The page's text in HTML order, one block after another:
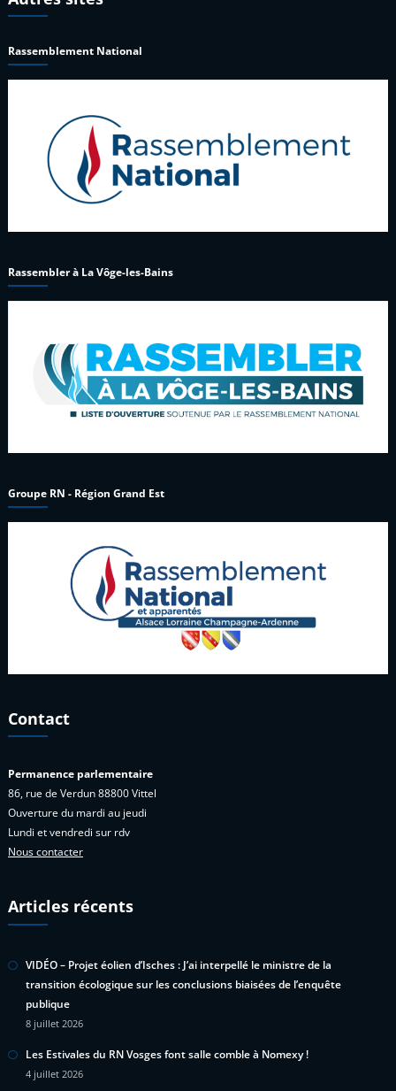
Rassemblement National
Rassembler à La Vôge-les-Bains
Groupe RN - Région Grand Est
Contact
Permanence parlementaire
86, rue de Verdun 88800 Vittel
Ouverture du mardi au jeudi
Lundi et vendredi sur rdv
Nous contacter
Articles récents
VIDÉO – Projet éolien d’Isches : J’ai interpellé le ministre de la
transition écologique sur les conclusions biaisées de l’enquête
publique
8 juillet 2026
Les Estivales du RN Vosges font salle comble à Nomexy !
4 juillet 2026